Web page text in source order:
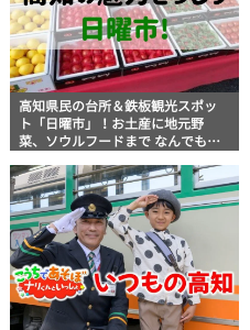
高知県民の台所＆鉄板観光スポッ
ト「日曜市」！お土産に地元野
菜、ソウルフードまで なんでもそ
説！